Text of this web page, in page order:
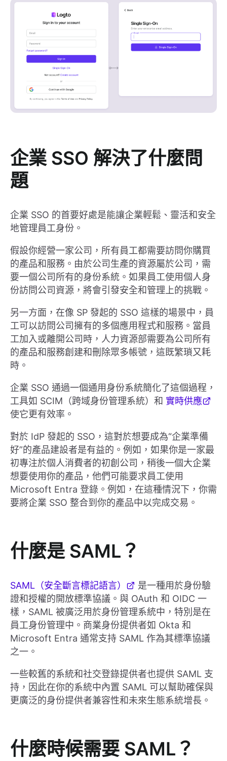
企業 SSO 解決了什麼問
題
企業 SSO 的首要好處是能讓企業輕鬆、靈活和安全
地管理員工身份。
假設你經營一家公司，所有員工都需要訪問你購買
的產品和服務。由於公司生產的資源屬於公司，需
要一個公司所有的身份系統。如果員工使用個人身
份訪問公司資源，將會引發安全和管理上的挑戰。
另一方面，在像 SP 發起的 SSO 這樣的場景中，員
工可以訪問公司擁有的多個應用程式和服務。當員
工加入或離開公司時，人力資源部需要為公司所有
的產品和服務創建和刪除眾多帳號，這既繁瑣又耗
時。
企業 SSO 通過一個通用身份系統簡化了這個過程，
工具如 SCIM（跨域身份管理系統）和 實時供應
使它更有效率。
對於 IdP 發起的 SSO，這對於想要成為“企業準備
好”的產品建設者是有益的。例如，如果你是一家最
初專注於個人消費者的初創公司，稍後一個大企業
想要使用你的產品，他們可能要求員工使用
Microsoft Entra 登錄。例如，在這種情況下，你需
要將企業 SSO 整合到你的產品中以完成交易。
什麼是 SAML？
SAML（安全斷言標記語言）
是一種用於身份驗
證和授權的開放標準協議。與 OAuth 和 OIDC 一
樣，SAML 被廣泛用於身份管理系統中，特別是在
員工身份管理中。商業身份提供者如 Okta 和
Microsoft Entra 通常支持 SAML 作為其標準協議
之一。
一些較舊的系統和社交登錄提供者也提供 SAML 支
持，因此在你的系統中內置 SAML 可以幫助確保與
更廣泛的身份提供者兼容性和未來生態系統增長。
什麼時候需要 SAML？